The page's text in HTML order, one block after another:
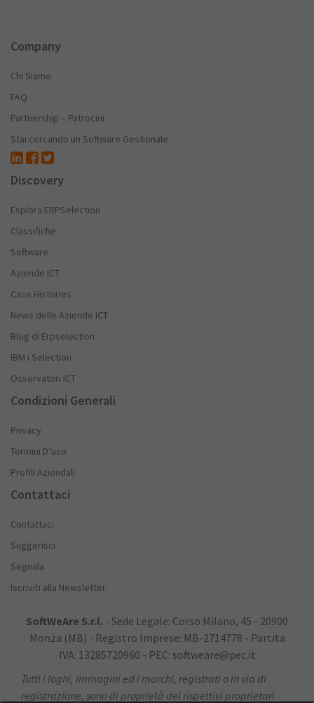
Company
Chi Siamo
FAQ
Partnership – Patrocini
Stai cercando un Software Gestionale
Discovery
Esplora ERPSelection
Classifiche
Software
Aziende ICT
Case Histories
News delle Aziende ICT
Blog di Erpselection
IBM i Selection
Osservatori ICT
Condizioni Generali
Privacy
Termini D’uso
Profili Aziendali
Contattaci
Contattaci
Suggerisci
Segnala
Iscriviti alla Newsletter
SoftWeAre S.r.l. - Sede Legale: Corso Milano, 45 - 20900
Monza (MB) - Registro Imprese: MB-2714778 - Partita
IVA: 13285720960 - PEC: softweare@pec.it
Tutti i loghi, immagini ed i marchi, registrati o in via di
registrazione, sono di proprietà dei rispettivi proprietari